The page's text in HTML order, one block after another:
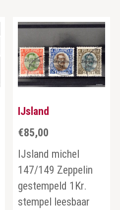
IJsland
€85,00
IJsland michel
147/149 Zeppelin
gestempeld 1Kr.
stempel leesbaar